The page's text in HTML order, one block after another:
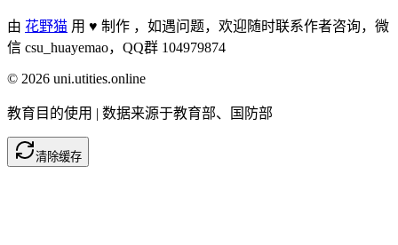
由 花野猫 用 ♥ 制作 ， 如遇问题，欢迎随时联系作者咨询，微
信 csu_huayemao，QQ群 104979874
© 2026 uni.utities.online
教育目的使用 | 数据来源于教育部、国防部
清除缓存